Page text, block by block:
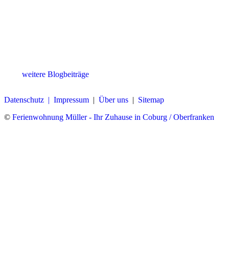
weitere Blogbeiträge
Datenschutz | Impressum | Über uns | Sitemap
© Ferienwohnung Müller - Ihr Zuhause in Coburg / Oberfranken